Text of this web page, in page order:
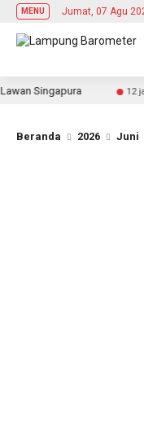
MENU Jumat, 07 Agu
Singapura 12
Beranda 2026 Juni